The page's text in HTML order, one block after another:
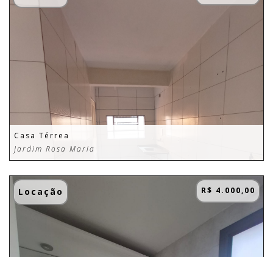
Casa Térrea
Jardim Rosa Maria
Locação R$ 4.000,00